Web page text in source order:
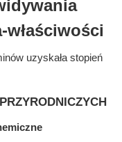
uzyskała stopień